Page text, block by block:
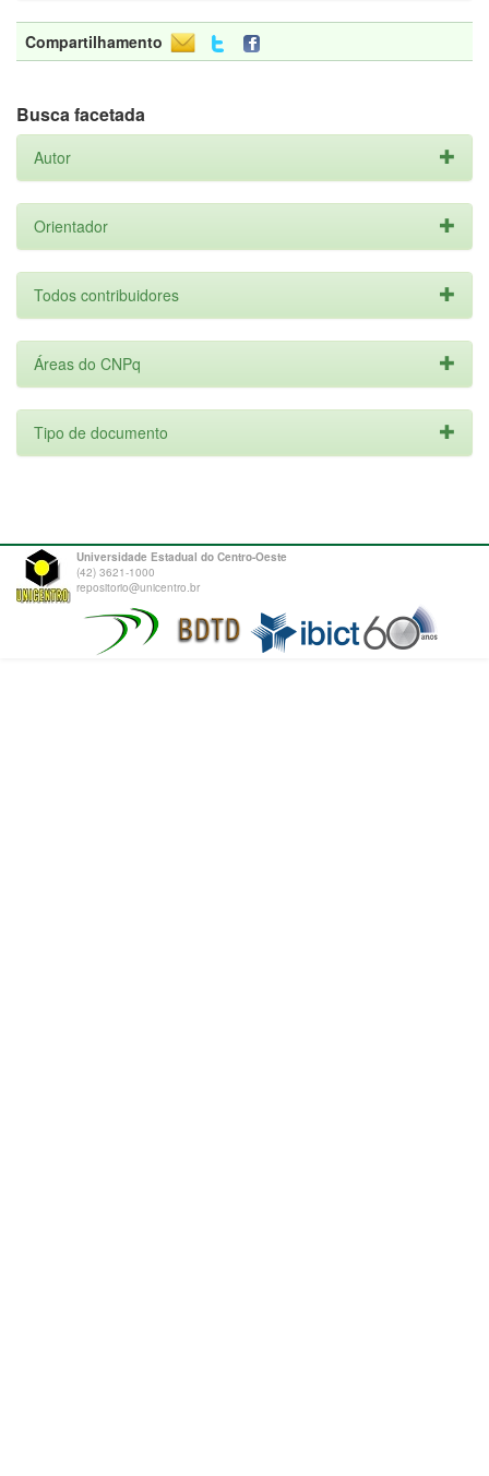
Compartilhamento
Busca facetada
Autor
Orientador
Todos contribuidores
Áreas do CNPq
Tipo de documento
Universidade Estadual do Centro-Oeste
(42) 3621-1000
repositorio@unicentro.br